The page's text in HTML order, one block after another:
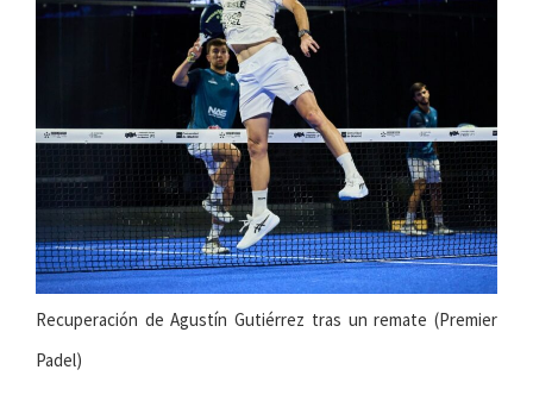
Recuperación de Agustín Gutiérrez tras un remate (Premier
Padel)